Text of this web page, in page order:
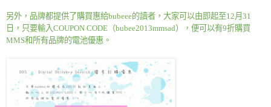
另外，品牌都提供了購買惠給bubeee的讀者，大家可以由即起至12月31
日，只要輸入COUPON CODE （bubee2013mmsad），便可以有9折購買
MMS和所有品牌的電池優惠。